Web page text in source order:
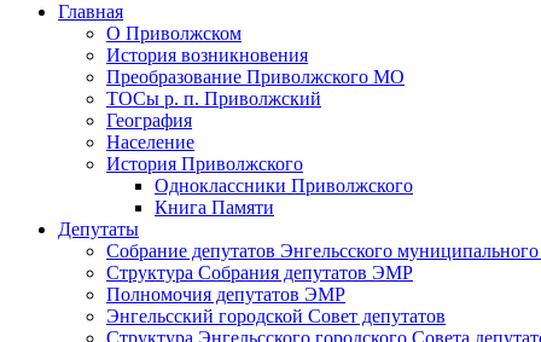
Главная
О Приволжском
История возникновения
Преобразование Приволжского МО
ТОСы р. п. Приволжский
География
Население
История Приволжского
Одноклассники Приволжского
Книга Памяти
Депутаты
Собрание депутатов Энгельсского
Структура Собрания депутатов ЭМР
Полномочия депутатов ЭМР
Энгельсский городской Совет депутатов